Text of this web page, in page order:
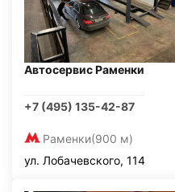
Автосервис Раменки
+7 (495) 135-42-87
Раменки(900 м)
ул. Лобачевского, 114